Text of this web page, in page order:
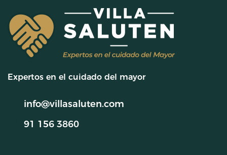
Expertos en el cuidado del mayor
info@villasaluten.com
91 156 3860